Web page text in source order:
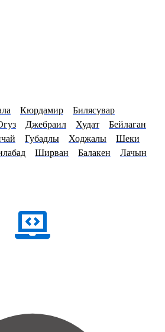
Кюрдамир
Билясувар
Джебраил Худат
Бейлаган
Губадлы Ходжалы
Шеки
Ширван Балакен Лачын